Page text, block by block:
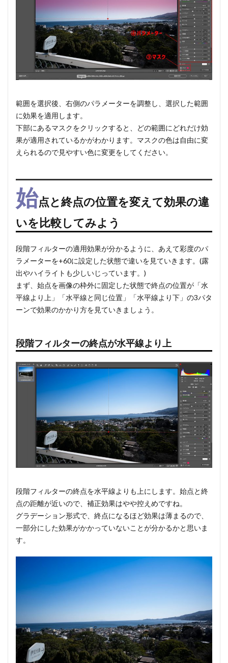
範囲を選択後、右側のパラメーターを調整し、選択した範囲
に効果を適用します。
下部にあるマスクをクリックすると、どの範囲にどれだけ効
果が適用されているかがわかります。マスクの色は自由に変
えられるので見やすい色に変更をしてください。
始点と終点の位置を変えて効果の違
いを比較してみよう
段階フィルターの適用効果が分かるように、あえて彩度のパ
ラメーターを+60に設定した状態で違いを見ていきます。(露
出やハイライトも少しいじっています。)
まず、始点を画像の枠外に固定した状態で終点の位置が「水
平線より上」「水平線と同じ位置」「水平線より下」の3パタ
ーンで効果のかかり方を見ていきましょう。
段階フィルターの終点が水平線より上
段階フィルターの終点を水平線よりも上にします。始点と終
点の距離が近いので、補正効果はやや控えめですね。
グラデーション形式で、終点になるほど効果は薄まるので、
一部分にした効果がかかっていないことが分かるかと思いま
す。